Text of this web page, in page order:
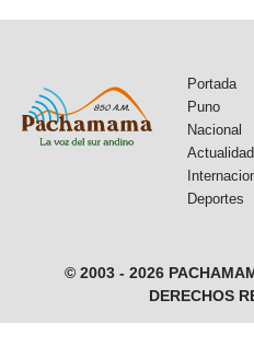
Portada
Puno
Nacional
Actualidad
Deportes
© 2003 - 2026
DERECHOS